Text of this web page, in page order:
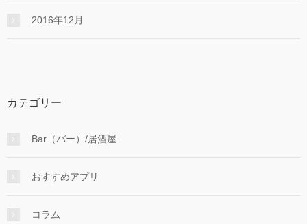
2016年12月
カテゴリー
Bar（バー）/居酒屋
おすすめアプリ
コラム